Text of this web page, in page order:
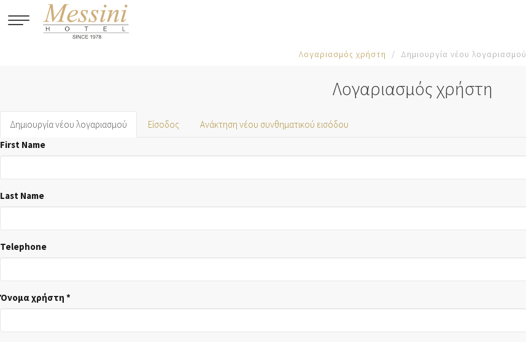
Παράκαμψη προς το κυρίως περιεχόμενο
Λογαριασμός χρήστη Δημιουργία νέου λογαριασμού
Λογαριασμός χρήστη
Πρωτεύουσες καρτέλες
Δημιουργία νέου λογαριασμού
(ενεργήΕίσοδος
Ανάκτηση νέου συνθηματικού εισόδου
First Name
Last Name
Telephone
Όνομα χρήστη *